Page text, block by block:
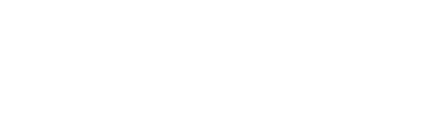
安心・安全なユーザーです
引を完了させた実績があります
ます